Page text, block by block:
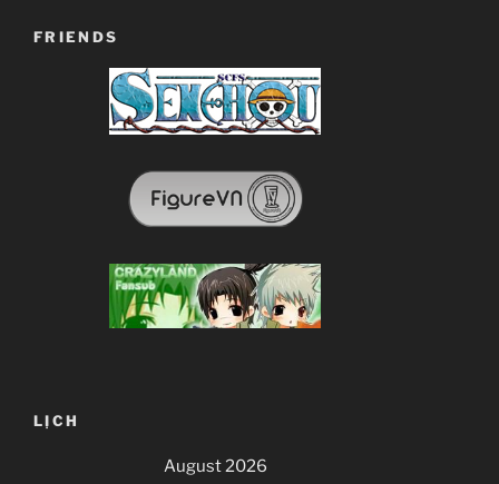
FRIENDS
LỊCH
August 2026